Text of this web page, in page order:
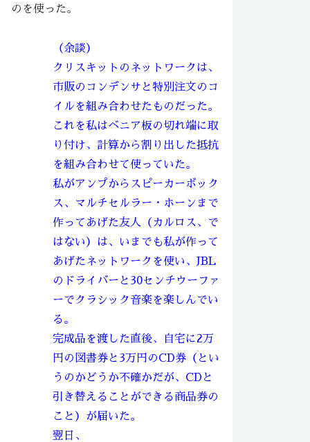
のを使った。
（余談）
クリスキットのネットワークは、
市販のコンデンサと特別注文のコ
イルを組み合わせたものだった。
これを私はベニア板の切れ端に取
り付け、計算から割り出した抵抗
を組み合わせて使っていた。
私がアンプからスピーカーボック
ス、マルチセルラー・ホーンまで
作ってあげた友人（カルロス、で
はない）は、いまでも私が作って
あげたネットワークを使い、JBL
のドライバーと30センチウーファ
ーでクラシック音楽を楽しんでい
る。
完成品を渡した直後、自宅に2万
円の図書券と3万円のCD券（とい
うのかどうか不確かだが、CDと
引き替えることができる商品券の
こと）が届いた。
翌日、